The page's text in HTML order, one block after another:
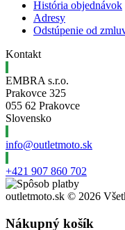
História objednávok
Adresy
Odstúpenie od
Kontakt
EMBRA s.r.o.
Prakovce 325
055 62 Prakovce
Slovensko
info@outletmoto.sk
+421 907 860 702
outletmoto.sk © 2026
Nákupný košík